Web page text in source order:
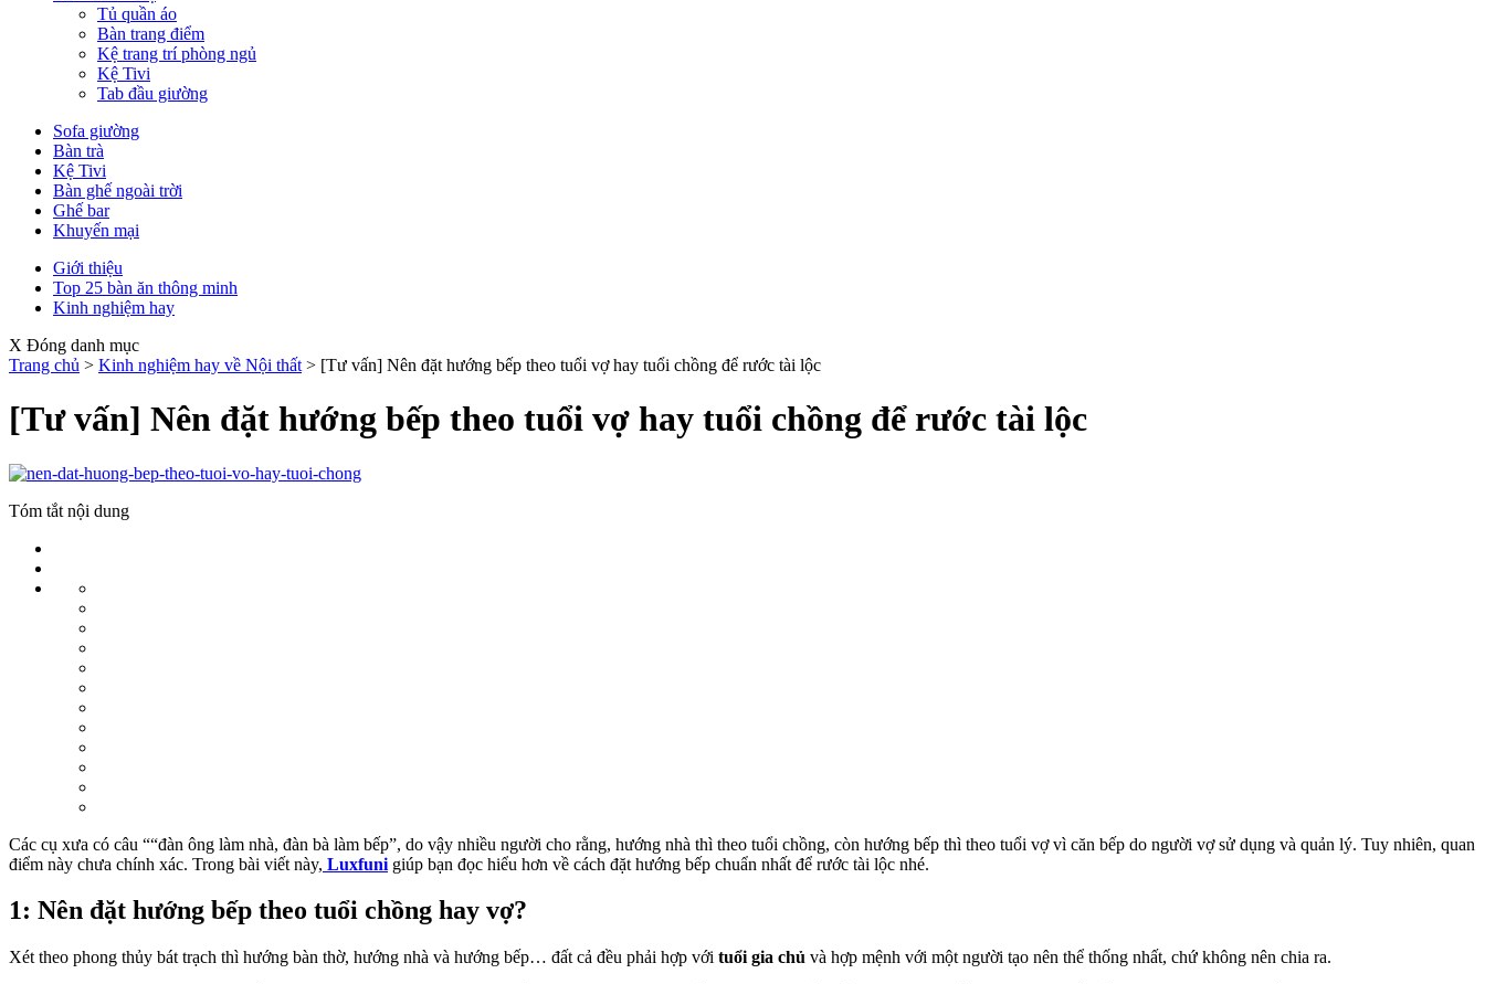
Tủ quần áo
Bàn trang điểm
Kệ trang trí phòng ngủ
Kệ Tivi
Tab đầu giường
Sofa giường
Bàn trà
Kệ Tivi
Bàn ghế ngoài trời
Ghế bar
Khuyến mại
Giới thiệu
Top 25 bàn ăn thông minh
Kinh nghiệm hay
X Đóng danh mục
Trang chủ > Kinh nghiệm hay về Nội thất > [Tư vấn] Nên đặt hướng bếp theo tuổi vợ hay tuổi chồng để rước tài lộc
[Tư vấn] Nên đặt hướng bếp theo tuổi vợ hay tuổi chồng để rước tài lộc
Tóm tắt nội dung
Các cụ xưa có câu ““đàn ông làm nhà, đàn bà làm bếp”, do vậy nhiều người cho rằng, hướng nhà thì theo tuổi chồng, còn hướng bếp thì theo tuổi vợ vì căn bếp do người vợ sử dụng và quản lý. Tuy nhiên, quan
điểm này chưa chính xác. Trong bài viết này, Luxfuni giúp bạn đọc hiểu hơn về cách đặt hướng bếp chuẩn nhất để rước tài lộc nhé.
1: Nên đặt hướng bếp theo tuổi chồng hay vợ?
Xét theo phong thủy bát trạch thì hướng bàn thờ, hướng nhà và hướng bếp… đất cả đều phải hợp với tuổi gia chủ và hợp mệnh với một người tạo nên thể thống nhất, chứ không nên chia ra.